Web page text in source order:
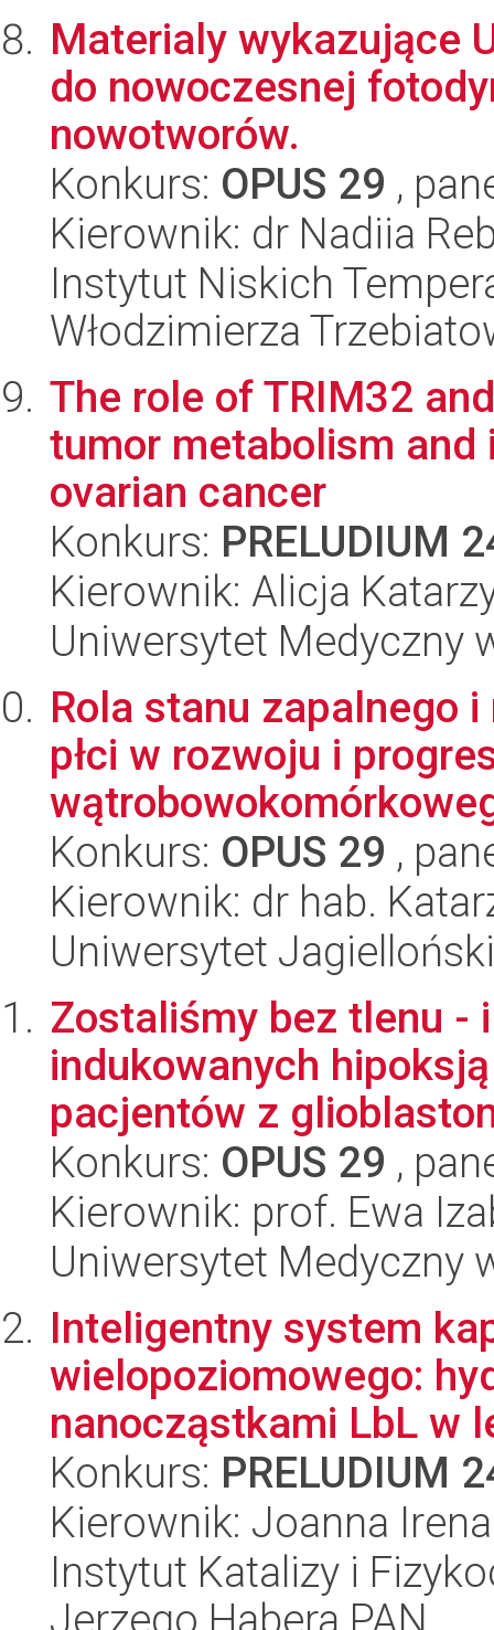
Materialy wykazujące
do nowoczesnej
nowotworów.
Konkurs: OPUS 29 ,
Kierownik: dr Nadiia
Instytut Niskich
Włodzimierza
The role of TRIM32
tumor metabolism and
ovarian cancer
Konkurs: PRELUDIUM
Kierownik: Alicja
Uniwersytet Medyczny
Rola stanu zapalnego
płci w rozwoju i
Konkurs: OPUS 29 ,
Kierownik: dr hab.
Uniwersytet Jagielloński
Zostaliśmy bez tlenu -
indukowanych
pacjentów z
Konkurs: OPUS 29 ,
Kierownik: prof. Ewa
Uniwersytet Medyczny
Inteligentny system
wielopoziomowego:
nanocząstkami LbL w
Konkurs: PRELUDIUM
Kierownik: Joanna
Instytut Katalizy i
Jerzego Habera PAN